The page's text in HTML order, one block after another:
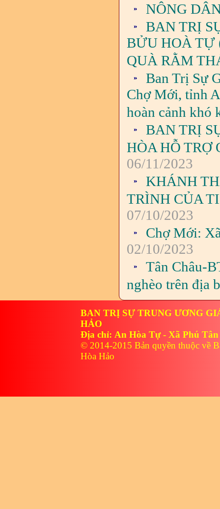
NÔNG
BAN TRỊ
BỬU HOÀ TỰ
QUÀ RẰM
Ban Trị Sự
Chợ Mới, tỉnh
hoàn cảnh khó
BAN TRỊ
HÒA HỖ TRỢ
06/11/2023
KHÁNH
TRÌNH CỦA
07/10/2023
Chợ Mới:
02/10/2023
Tân Châu-
nghèo trên địa
BAN TRỊ SỰ TRUNG ƯƠNG
HẢO
Địa chỉ: An Hòa Tự - Xã Phú
© 2014-2015 Bản quyền thuộc về
Hòa Hảo